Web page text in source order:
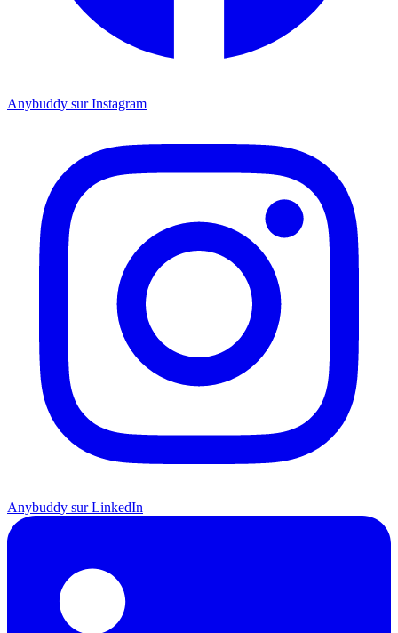
Anybuddy sur Instagram
Anybuddy sur LinkedIn